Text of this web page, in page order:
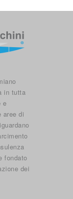
in tutta
e
aree di
fondato
dei